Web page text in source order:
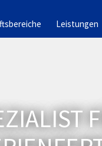
Leistungen